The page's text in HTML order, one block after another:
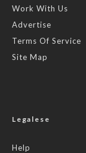
Work With Us
Advertise
Terms Of Service
Site Map
Legalese
Help